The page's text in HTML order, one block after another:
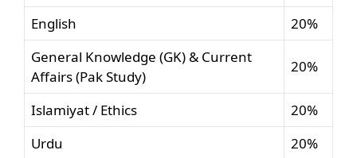
English
20%
General Knowledge (GK) & Current
Affairs (Pak Study)
20%
Islamiyat / Ethics
20%
Urdu
20%